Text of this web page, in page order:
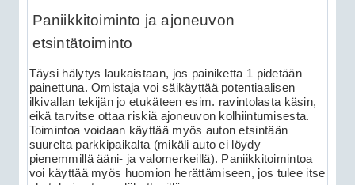
Paniikkitoiminto ja ajoneuvon
etsintätoiminto
Täysi hälytys laukaistaan, jos painiketta 1 pidetään
painettuna. Omistaja voi säikäyttää potentiaalisen
ilkivallan tekijän jo etukäteen esim. ravintolasta käsin,
eikä tarvitse ottaa riskiä ajoneuvon kolhiintumisesta.
Toimintoa voidaan käyttää myös auton etsintään
suurelta parkkipaikalta (mikäli auto ei löydy
pienemmillä ääni- ja valomerkeillä). Paniikkitoimintoa
voi käyttää myös huomion herättämiseen, jos tulee itse